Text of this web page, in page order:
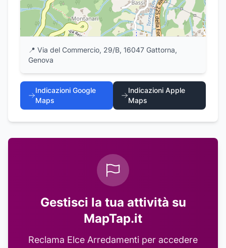
📍 Via del Commercio, 29/B, 16047 Gattorna,
Genova
Indicazioni Google
Maps
Indicazioni Apple
Maps
Gestisci la tua attività su
MapTap.it
Reclama Elce Arredamenti per accedere